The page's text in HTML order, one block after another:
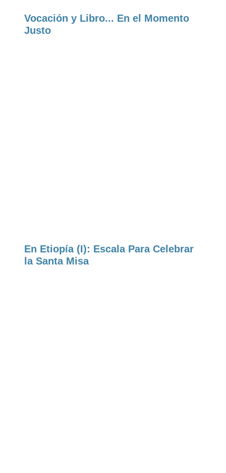
Vocación y Libro... En el Momento
Justo
En Etiopía (I): Escala Para Celebrar
la Santa Misa